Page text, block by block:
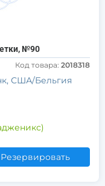
№90
Код товара: 2018318
США/Бельгия
Резервировать